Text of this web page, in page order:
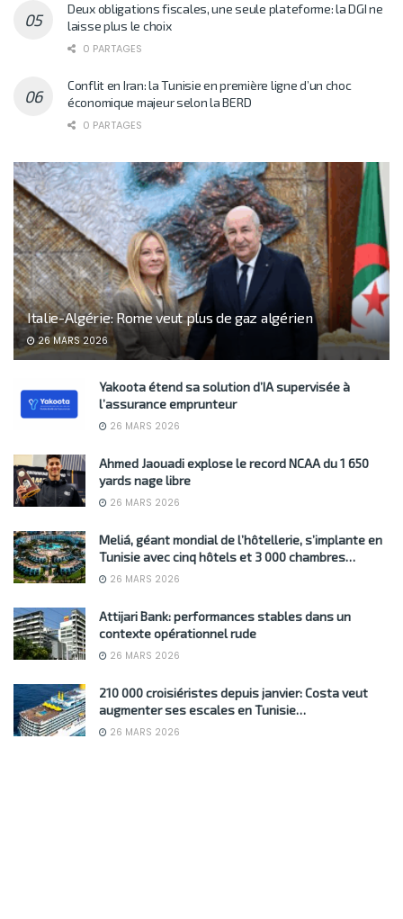
Deux obligations fiscales, une seule plateforme: la DGI ne
laisse plus le choix
0 PARTAGES
Conflit en Iran: la Tunisie en première ligne d’un choc
économique majeur selon la BERD
0 PARTAGES
Italie-Algérie: Rome veut plus de gaz algérien
26 MARS 2026
Yakoota étend sa solution d’IA supervisée à
l’assurance emprunteur
26 MARS 2026
Ahmed Jaouadi explose le record NCAA du 1 650
yards nage libre
26 MARS 2026
Meliá, géant mondial de l’hôtellerie, s’implante en
Tunisie avec cinq hôtels et 3 000 chambres…
26 MARS 2026
Attijari Bank: performances stables dans un
contexte opérationnel rude
26 MARS 2026
210 000 croisiéristes depuis janvier: Costa veut
augmenter ses escales en Tunisie…
26 MARS 2026